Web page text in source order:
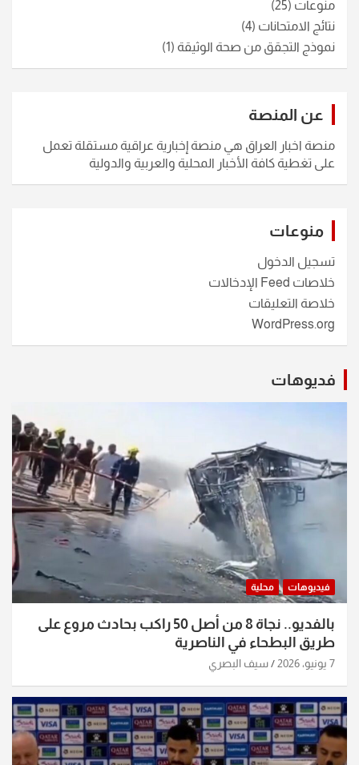
منوعات (25)
نتائج الامتحانات (4)
نموذج التجقق من صحة الوثيقة (1)
عن المنصة
منصة اخبار العراق هي منصة إخبارية عراقية مستقلة تعمل
على تغطية كافة الأخبار المحلية والعربية والدولية
منوعات
تسجيل الدخول
خلاصات Feed الإدخالات
خلاصة التعليقات
WordPress.org
فديوهات
فيديوهات محلية
بالفديو.. نجاة 8 من أصل 50 راكب بحادث مروع على
طريق البطحاء في الناصرية
7 يونيو، 2026 سيف البصري